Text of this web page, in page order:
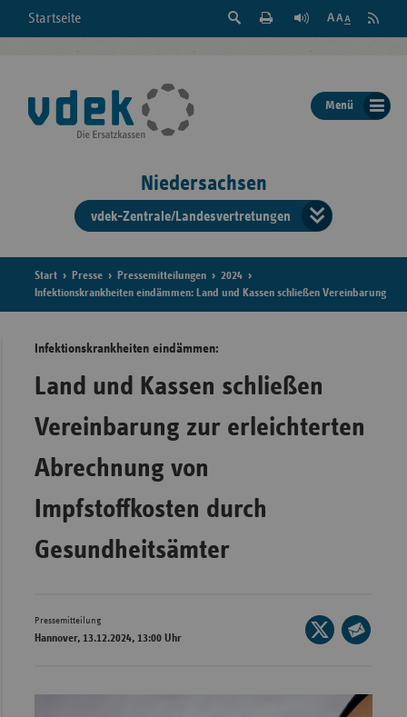
Startseite
Suche
der
Seite
Feed
Menü
Niedersachsen
vdek-Zentrale/Landesvertretungen
der
Start Presse Pressemitteilungen
2024
Infektionskrankheiten eindämmen: Land und Kassen schließen Vereinbarung
Infektionskrankheiten eindämmen:
Land und Kassen schließen
Vereinbarung zur erleichterten
Abrechnung von
Impfstoffkosten durch
Gesundheitsämter
Pressemitteilung
Hannover, 13.12.2024, 13:00 Uhr
Seite
auf
E-